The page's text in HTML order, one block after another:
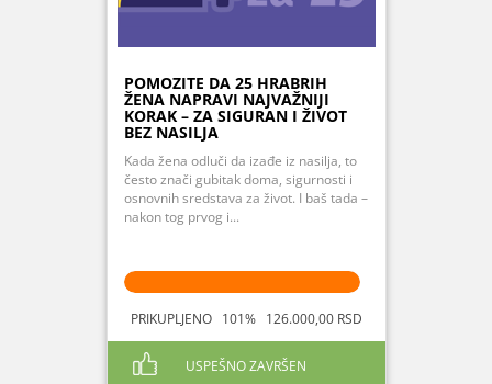
POMOZITE DA 25 HRABRIH
ŽENA NAPRAVI NAJVAŽNIJI
KORAK – ZA SIGURAN I ŽIVOT
BEZ NASILJA
Kada žena odluči da izađe iz nasilja, to
često znači gubitak doma, sigurnosti i
osnovnih sredstava za život. I baš tada –
nakon tog prvog i...
PRIKUPLJENO 101% 126.000,00 RSD
USPEŠNO ZAVRŠEN